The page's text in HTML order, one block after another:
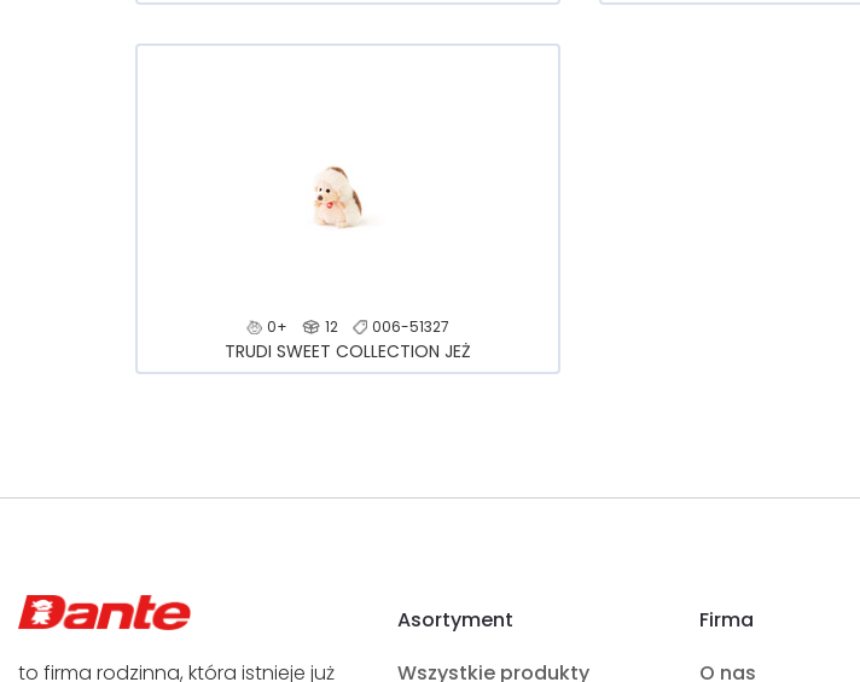
0+ 12 006-51327
TRUDI SWEET COLLECTION JEŻ
to firma rodzinna, która istnieje już
Asortyment
Wszystkie produkty
Firma
O nas